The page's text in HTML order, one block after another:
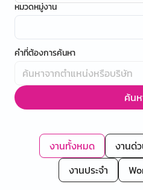
หมวดหมู่งาน
คำที่ต้องการค้นหา
ค้น
งานทั้งหมด งานด่
งานประจำ